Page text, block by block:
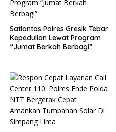
Satlantas Polres Gresik Tebar
Kepedulian Lewat Program
“Jumat Berkah Berbagi”